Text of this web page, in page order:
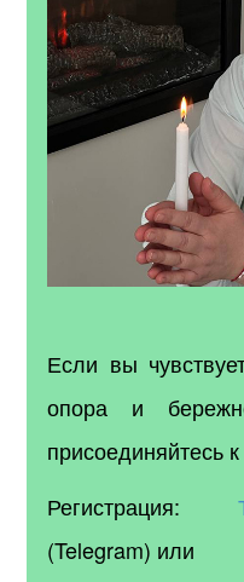
Если вы
опора и
присоединяйтесь
Регистрация:
(Telegram) или